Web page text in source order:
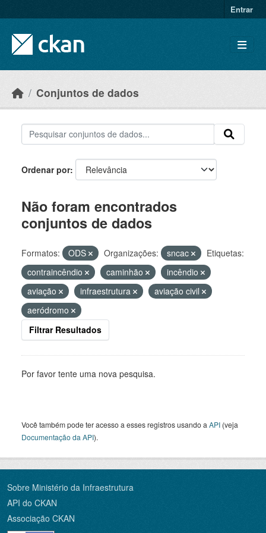
Entrar
Conjuntos de dados
Ordenar por
Não foram encontrados
conjuntos de dados
Formatos: ODS Organizações: sncac
Etiquetas:
contraincêndio
caminhão
incêndio
aviação
infraestrutura
aviação civil
aeródromo
Filtrar Resultados
Por favor tente uma nova pesquisa.
Você também pode ter acesso a esses registros usando a API (veja
Documentação da API).
Sobre Ministério da Infraestrutura
API do CKAN
Associação CKAN